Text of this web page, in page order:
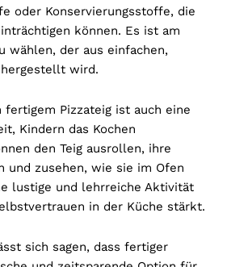
oder Konservierungsstoffe, die
können. Es ist am
wählen, der aus einfachen,
wird.
fertigem Pizzateig ist auch eine
Kindern das Kochen
den Teig ausrollen, ihre
und zusehen, wie sie im Ofen
lustige und lehrreiche Aktivität
in der Küche stärkt.
sich sagen, dass fertiger